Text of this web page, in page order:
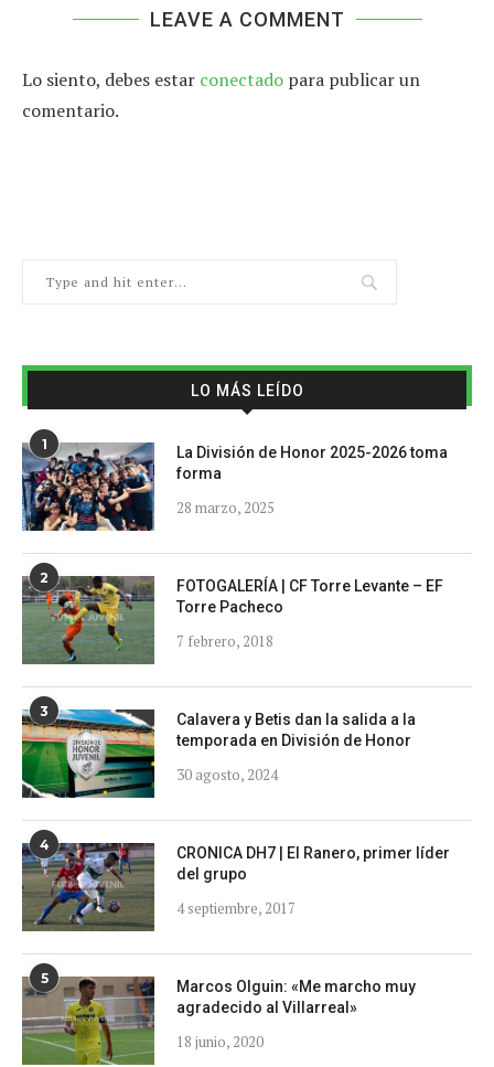
LEAVE A COMMENT
Lo siento, debes estar conectado para publicar un
comentario.
LO MÁS LEÍDO
1
La División de Honor 2025-2026 toma
forma
28 marzo, 2025
2
FOTOGALERÍA | CF Torre Levante – EF
Torre Pacheco
7 febrero, 2018
3
Calavera y Betis dan la salida a la
temporada en División de Honor
30 agosto, 2024
4
CRONICA DH7 | El Ranero, primer líder
del grupo
4 septiembre, 2017
5
Marcos Olguin: «Me marcho muy
agradecido al Villarreal»
18 junio, 2020